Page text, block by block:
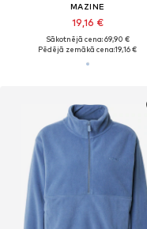
MAZINE
19,16 €
Sākotnējā cena: 69,90 €
Pēdējā zemākā cena:19,16 €